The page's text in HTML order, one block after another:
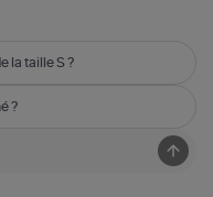
la taille S ?
?